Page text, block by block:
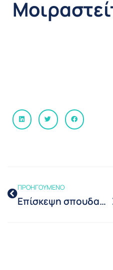
ΠΡΟΗΓΟΥΜΕΝΟ
Επίσκεψη σπουδαστών της σχολής Χημικών Μηχανικών ΕΜΠ